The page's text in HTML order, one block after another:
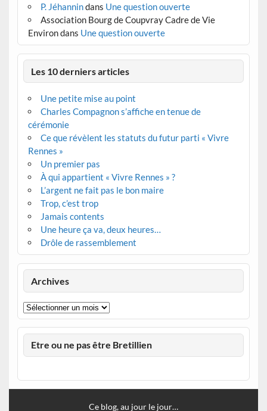
P. Jéhannindans Une question ouverte
Association Bourg de Coupvray Cadre de Vie
Environdans Une question ouverte
Les 10 derniers articles
Une petite mise au point
Charles Compagnon s’affiche en tenue de
cérémonie
Ce que révèlent les statuts du futur parti « Vivre
Rennes »
Un premier pas
À qui appartient « Vivre Rennes » ?
L’argent ne fait pas le bon maire
Trop, c’est trop
Jamais contents
Une heure ça va, deux heures…
Drôle de rassemblement
Archives
Archives
Etre ou ne pas être Bretillien
Ce blog, au jour le jour…